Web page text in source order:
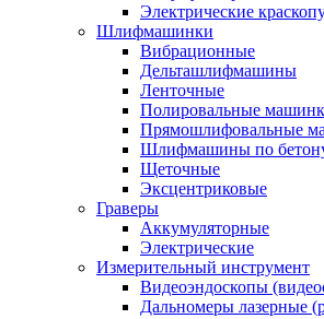
Электрические
Шлифмашинки
Вибрационные
Дельташлифмашины
Ленточные
Полировальные
Прямошлифовальные
Шлифмашины по
Щеточные
Эксцентриковые
Граверы
Аккумуляторные
Электрические
Измерительный инструмент
Видеоэндоскопы
Дальномеры лазерные